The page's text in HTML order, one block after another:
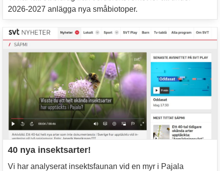
2026-2027 anlägga nya småbiotoper.
40 nya insektsarter!
Vi har analyserat insektsfaunan vid en myr i Pajala